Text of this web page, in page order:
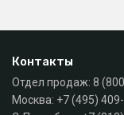
Контакты
Отдел продаж: 8
Москва: +7 (495)